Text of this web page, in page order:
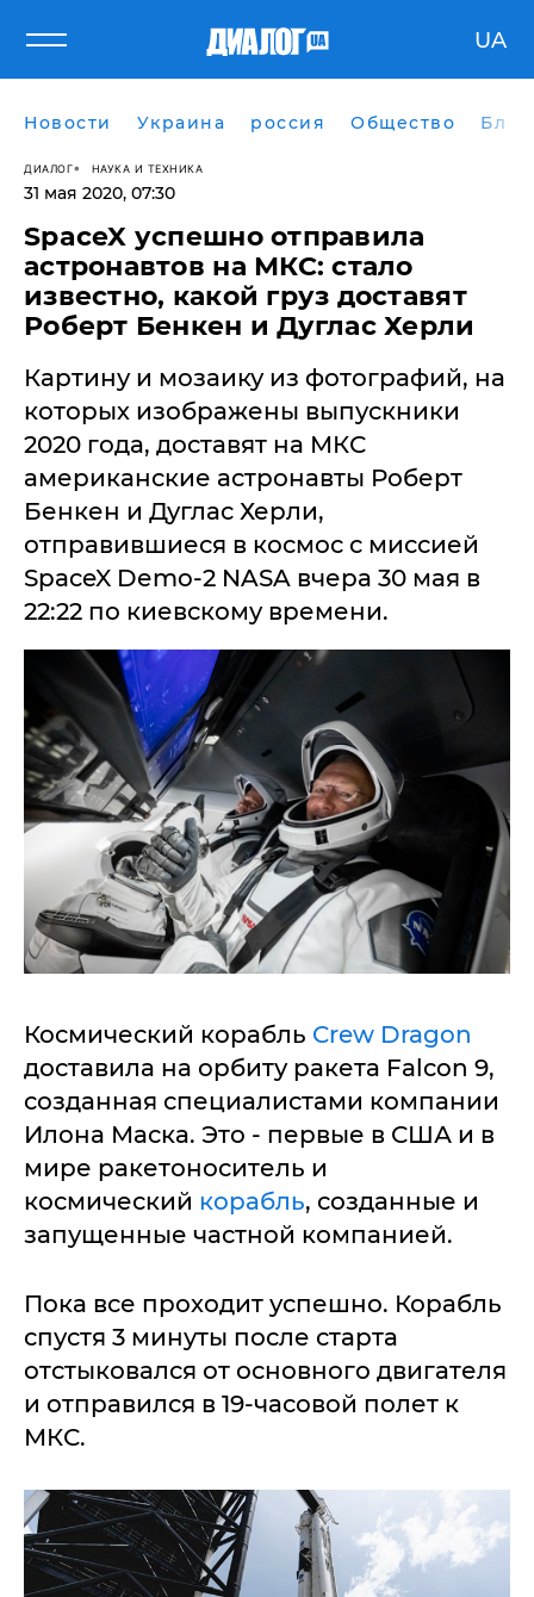
UA
Новости Украина россия Общество
ДИАЛОГ НАУКА И ТЕХНИКА
31 мая 2020, 07:30
SpaceX успешно отправила
астронавтов на МКС: стало
известно, какой груз доставят
Роберт Бенкен и Дуглас Херли
Картину и мозаику из фотографий, на
которых изображены выпускники
2020 года, доставят на МКС
американские астронавты Роберт
Бенкен и Дуглас Херли,
отправившиеся в космос с миссией
SpaceX Dеmo-2 NASA вчера 30 мая в
22:22 по киевскому времени.
Космический корабль Crew Dragon
доставила на орбиту ракета Falcon 9,
созданная специалистами компании
Илона Маска. Это - первые в США и в
мире ракетоноситель и
космический корабль, созданные и
запущенные частной компанией.
Пока все проходит успешно. Корабль
спустя 3 минуты после старта
отстыковался от основного двигателя
и отправился в 19-часовой полет к
МКС.